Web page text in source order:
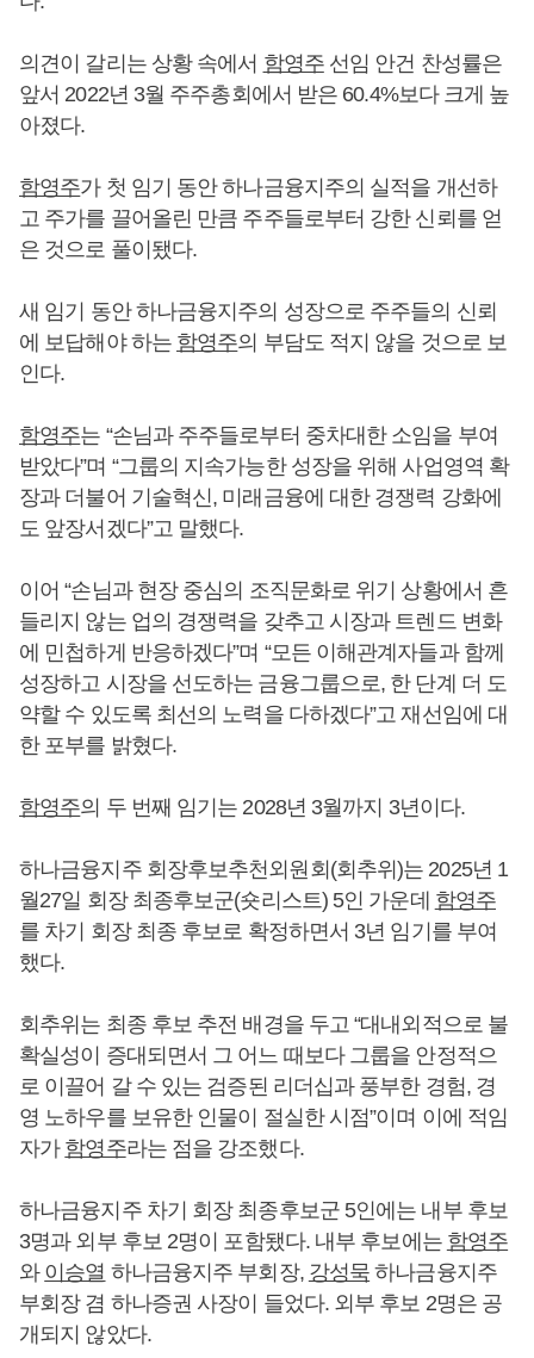
의견이 갈리는 상황 속에서 함영주선임 안건 찬성률은
앞서 2022년 3월 주주총회에서 받은 60.4%보다 크게 높
아졌다.
함영주가 첫 임기 동안 하나금융지주의 실적을 개선하
고 주가를 끌어올린 만큼 주주들로부터 강한 신뢰를 얻
은 것으로 풀이됐다.
새 임기 동안 하나금융지주의 성장으로 주주들의 신뢰
에 보답해야 하는 함영주의 부담도 적지 않을 것으로 보
인다.
함영주는 “손님과 주주들로부터 중차대한 소임을 부여
받았다”며 “그룹의 지속가능한 성장을 위해 사업영역 확
장과 더불어 기술혁신, 미래금융에 대한 경쟁력 강화에
도 앞장서겠다”고 말했다.
이어 “손님과 현장 중심의 조직문화로 위기 상황에서 흔
들리지 않는 업의 경쟁력을 갖추고 시장과 트렌드 변화
에 민첩하게 반응하겠다”며 “모든 이해관계자들과 함께
성장하고 시장을 선도하는 금융그룹으로, 한 단계 더 도
약할 수 있도록 최선의 노력을 다하겠다”고 재선임에 대
한 포부를 밝혔다.
함영주의 두 번째 임기는 2028년 3월까지 3년이다.
하나금융지주 회장후보추천외원회(회추위)는 2025년 1
월27일 회장 최종후보군(숏리스트) 5인 가운데 함영주
를 차기 회장 최종 후보로 확정하면서 3년 임기를 부여
했다.
회추위는 최종 후보 추전 배경을 두고 “대내외적으로 불
확실성이 증대되면서 그 어느 때보다 그룹을 안정적으
로 이끌어 갈 수 있는 검증된 리더십과 풍부한 경험, 경
영 노하우를 보유한 인물이 절실한 시점”이며 이에 적임
자가 함영주라는 점을 강조했다.
하나금융지주 차기 회장 최종후보군 5인에는 내부 후보
3명과 외부 후보 2명이 포함됐다. 내부 후보에는 함영주
와 이승열 하나금융지주 부회장, 강성묵 하나금융지주
부회장 겸 하나증권 사장이 들었다. 외부 후보 2명은 공
개되지 않았다.